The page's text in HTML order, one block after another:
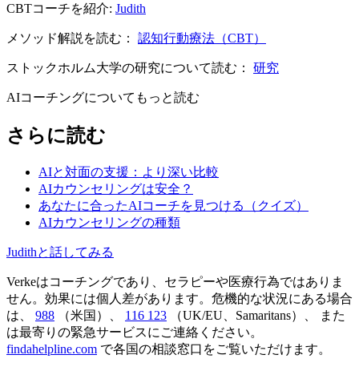
CBTコーチを紹介: Judith
メソッド解説を読む： 認知行動療法（CBT）
ストックホルム大学の研究について読む： 研究
AIコーチングについてもっと読む
さらに読む
AIと対面の支援：より深い比較
AIカウンセリングは安全？
あなたに合ったAIコーチを見つける（クイズ）
AIカウンセリングの種類
Judithと話してみる
Verkeはコーチングであり、セラピーや医療行為ではありま
せん。効果には個人差があります。危機的な状況にある場合
は、
988 （米国）、 116 123 （UK/EU、Samaritans）、
また
は最寄りの緊急サービスにご連絡ください。
findahelpline.com で各国の相談窓口をご覧いただけます。